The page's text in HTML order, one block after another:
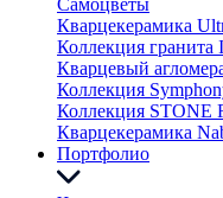
Самоцветы
Кварцекерамика
Коллекция гранита
Кварцевый
Коллекция
Коллекция STONE
Кварцекерамика
Портфолио